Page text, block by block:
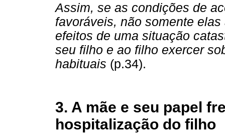
Assim, se as condições de
favoráveis, não somente
efeitos de uma situação
seu filho e ao filho exercer
habituais (p.34).
3. A mãe e seu papel
hospitalização do filho